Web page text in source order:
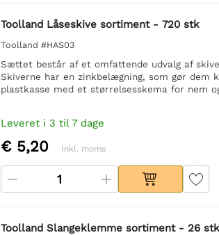
Toolland Låseskive sortiment - 720 stk
Toolland #HAS03
Sættet består af et omfattende udvalg af
Skiverne har en zinkbelægning, som gør dem
plastkasse med et størrelsesskema for nem
Leveret i 3 til 7 dage
€ 5,20 Inkl. moms
Toolland Slangeklemme sortiment - 26 stk